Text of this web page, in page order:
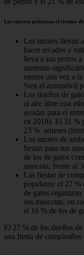
Los tutores priorizan el tiempo
Los tutores llevan
hacer recados y
lleva a sus perros
aumento
menos una vez a
%en el automóvil
Los dueños de
al aire libre con
ayudas para el
en 2018). El 31 %
23 % arneses
Los tutores de
fiestas para sus
de los de gatos
mascota, frente al
Las fiestas de
populares: el 27 %
de gatos
sus mascotas, en
el 16 % de los de
El 27 % de los dueños
una fiesta de